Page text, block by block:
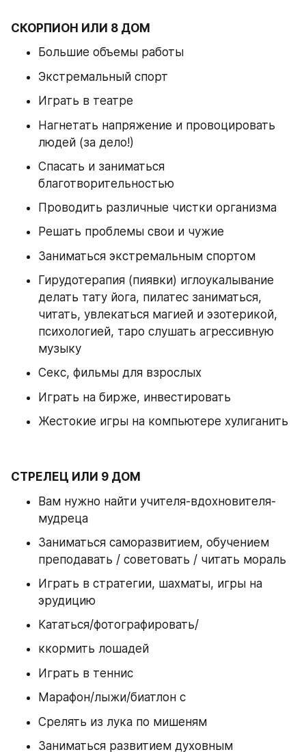
СКОРПИОН ИЛИ 8 ДОМ
Большие объемы работы
Экстремальный спорт
Играть в театре
Нагнетать напряжение и провоцировать
людей (за дело!)
Спасать и заниматься
благотворительностью
Проводить различные чистки организма
Решать проблемы свои и чужие
Заниматься экстремальным спортом
Гирудотерапия (пиявки) иглоукалывание
делать тату йога, пилатес заниматься,
читать, увлекаться магией и эзотерикой,
психологией, таро слушать агрессивную
музыку
Секс, фильмы для взрослых
Играть на бирже, инвестировать
Жестокие игры на компьютере хулиганить
СТРЕЛЕЦ ИЛИ 9 ДОМ
Вам нужно найти учителя-вдохновителя-
мудреца
Заниматься саморазвитием, обучением
преподавать / советовать / читать мораль
Играть в стратегии, шахматы, игры на
эрудицию
Кататься/фотографировать/
ккормить лошадей
Играть в теннис
Марафон/лыжи/биатлон с
Срелять из лука по мишеням
Заниматься развитием духовным